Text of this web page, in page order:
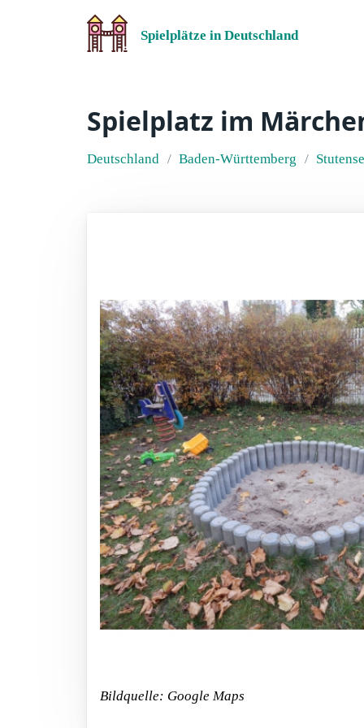
Spielplätze in Deutschland
Spielplatz im
Deutschland Baden-Württemberg
Bildquelle: Google Maps